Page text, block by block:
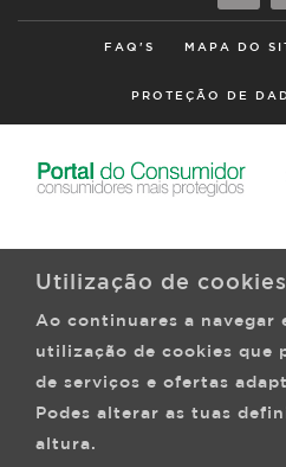
FAQ'S MAPA DO
PROTEÇÃO DE
Utilização de cookies
Ao continuares a navegar
utilização de cookies que
de serviços e ofertas
Podes alterar as tuas
altura.